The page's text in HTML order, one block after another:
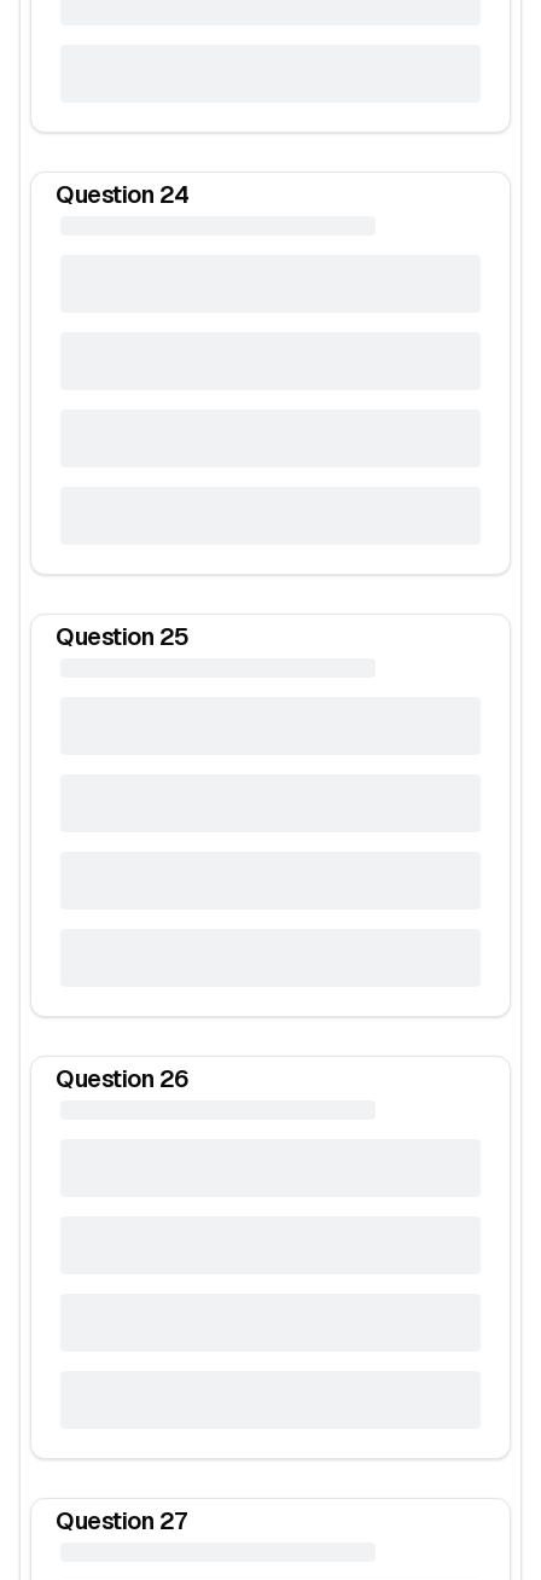
Question 24
Question 25
Question 26
Question 27